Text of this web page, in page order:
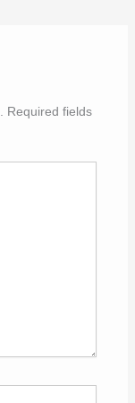
Required fields